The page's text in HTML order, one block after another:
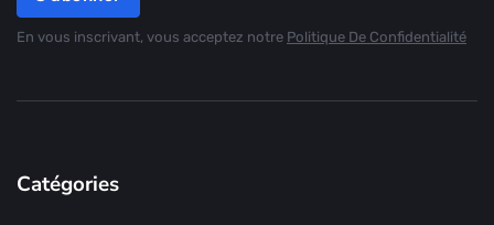
En vous inscrivant, vous acceptez notre Politique De Confidentialité
Catégories